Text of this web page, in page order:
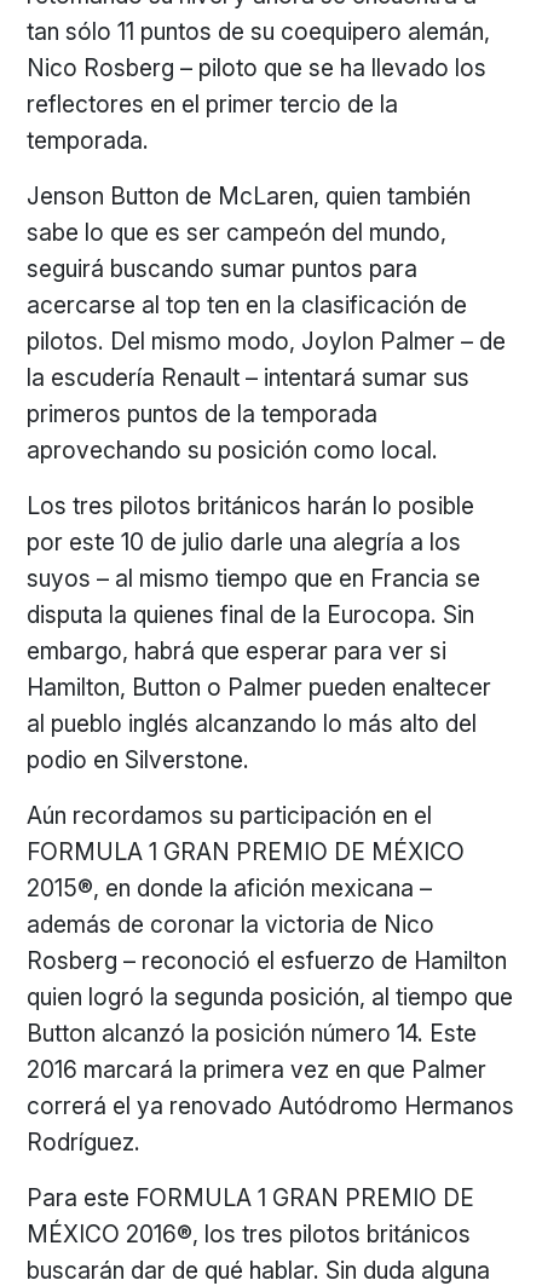
tan sólo 11 puntos de su coequipero alemán,
Nico Rosberg – piloto que se ha llevado los
reflectores en el primer tercio de la
temporada.
Jenson Button de McLaren, quien también
sabe lo que es ser campeón del mundo,
seguirá buscando sumar puntos para
acercarse al top ten en la clasificación de
pilotos. Del mismo modo, Joylon Palmer – de
la escudería Renault – intentará sumar sus
primeros puntos de la temporada
aprovechando su posición como local.
Los tres pilotos británicos harán lo posible
por este 10 de julio darle una alegría a los
suyos – al mismo tiempo que en Francia se
disputa la quienes final de la Eurocopa. Sin
embargo, habrá que esperar para ver si
Hamilton, Button o Palmer pueden enaltecer
al pueblo inglés alcanzando lo más alto del
podio en Silverstone.
Aún recordamos su participación en el
FORMULA 1 GRAN PREMIO DE MÉXICO
2015®, en donde la afición mexicana –
además de coronar la victoria de Nico
Rosberg – reconoció el esfuerzo de Hamilton
quien logró la segunda posición, al tiempo que
Button alcanzó la posición número 14. Este
2016 marcará la primera vez en que Palmer
correrá el ya renovado Autódromo Hermanos
Rodríguez.
Para este FORMULA 1 GRAN PREMIO DE
MÉXICO 2016®, los tres pilotos británicos
buscarán dar de qué hablar. Sin duda alguna